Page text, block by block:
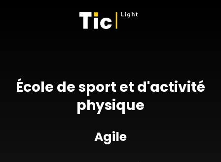
École de sport et d'activité
physique
Agile